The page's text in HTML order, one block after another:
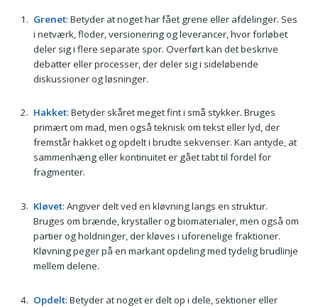
Grenet: Betyder at noget har fået grene eller afdelinger. Ses
i netværk, floder, versionering og leverancer, hvor forløbet
deler sig i flere separate spor. Overført kan det beskrive
debatter eller processer, der deler sig i sideløbende
diskussioner og løsninger.
Hakket: Betyder skåret meget fint i små stykker. Bruges
primært om mad, men også teknisk om tekst eller lyd, der
fremstår hakket og opdelt i brudte sekvenser. Kan antyde, at
sammenhæng eller kontinuitet er gået tabt til fordel for
fragmenter.
Kløvet: Angiver delt ved en kløvning langs en struktur.
Bruges om brænde, krystaller og biomaterialer, men også om
partier og holdninger, der kløves i uforenelige fraktioner.
Kløvning peger på en markant opdeling med tydelig brudlinje
mellem delene.
Opdelt: Betyder at noget er delt op i dele, sektioner eller